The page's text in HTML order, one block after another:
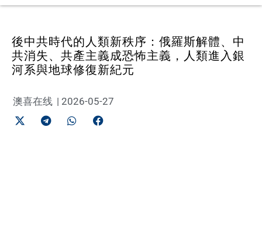
後中共時代的人類新秩序：俄羅斯解體、中
共消失、共產主義成恐怖主義，人類進入銀
河系與地球修復新紀元
澳喜在线 | 2026-05-27